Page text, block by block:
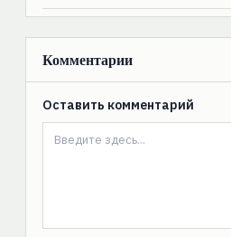
Комментарии
Оставить комментарий